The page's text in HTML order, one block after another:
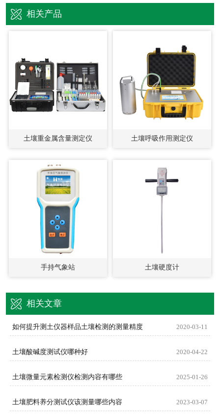
相关产品
土壤重金属含量测定仪 土壤呼吸作用测定仪
手持气象站 土壤硬度计
相关文章
如何提升测土仪器样品土壤检测的测量精度 2020-03-11
土壤酸碱度测试仪哪种好 2020-04-22
土壤微量元素检测仪检测内容有哪些 2025-01-26
土壤肥料养分测试仪该测量哪些内容 2023-03-07